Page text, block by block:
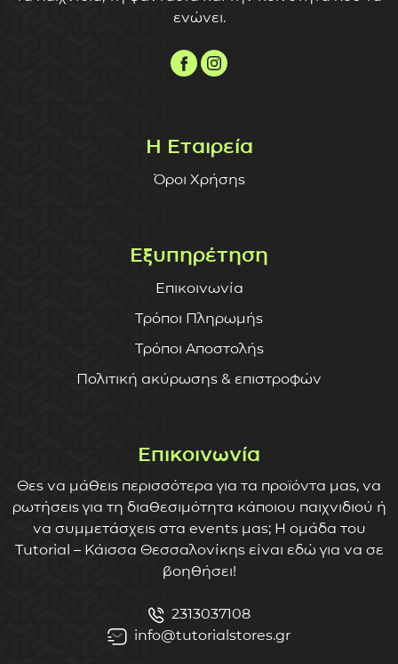
ενώνει.
Η Εταιρεία
Όροι Χρήσης
Εξυπηρέτηση
Επικοινωνία
Τρόποι Πληρωμής
Τρόποι Αποστολής
Πολιτική ακύρωσης & επιστροφών
Επικοινωνία
Θες να μάθεις περισσότερα για τα προϊόντα μας, να
ρωτήσεις για τη διαθεσιμότητα κάποιου παιχνιδιού ή
να συμμετάσχεις στα events μας; Η ομάδα του
Tutorial – Κάισσα Θεσσαλονίκης είναι εδώ για να σε
βοηθήσει!
2313037108
info@tutorialstores.gr